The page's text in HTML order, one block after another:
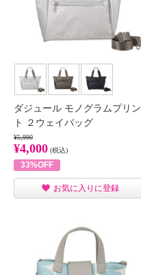
ダジュール モノグラムプリン
ト ２ウェイバッグ
¥5,990
¥4,000 (税込)
33%OFF
お気に入りに登録